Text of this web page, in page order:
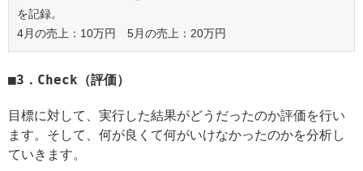
を記録。
4月の売上：10万円 5月の売上：20万円
3．Check（評価）
目標に対して、実行した結果がどうだったのか評価を行い
ます。そして、何が良くて何がいけなかったのかを分析し
ていきます。